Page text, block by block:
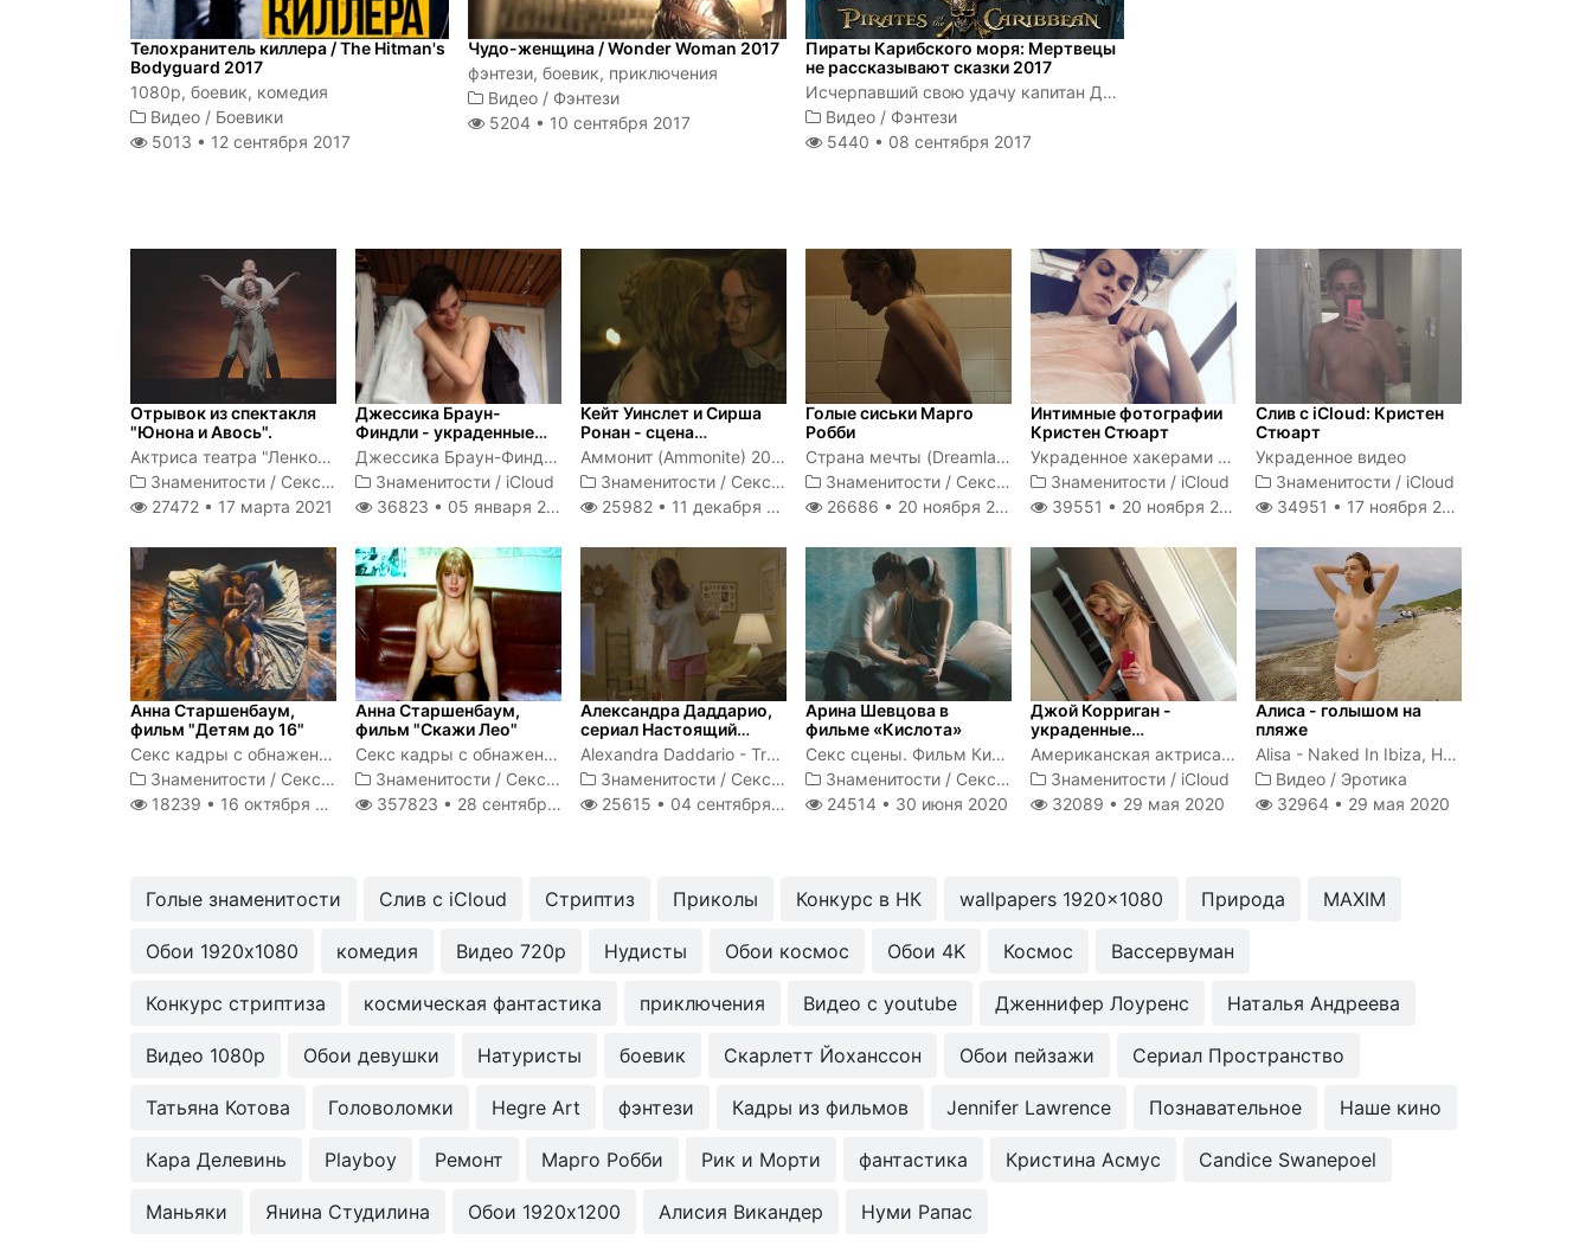
Телохранитель киллера / The Hitman's
Bodyguard 2017
1080p, боевик, комедия
Видео / Боевики
5013 • 12 сентября 2017
Чудо-женщина / Wonder Woman 2017
фэнтези, боевик, приключения
Видео / Фэнтези
5204 • 10 сентября 2017
Пираты Карибского моря: Мертвецы
не рассказывают сказки 2017
Исчерпавший свою удачу капитан Джек Воробей обнаруживает, что за ним охотится его старый неприятель, ужасный капитан Салазар
Видео / Фэнтези
5440 • 08 сентября 2017
Отрывок из спектакля
"Юнона и Авось".
Актриса театра "Ленком" Анна Зайкова голышом ходит по сцене
Знаменитости / Секс сцены
27472 • 17 марта 2021
Джессика Браун-
Финдли - украденные
фото и видео
Джессика Браун-Финдли (Jessica Brown-Findlay) - британская актриса, получившая известность после исполнения роли леди Сибил...
Знаменитости / iCloud
36823 • 05 января 2021
Кейт Уинслет и Сирша
Ронан - сцена
лесбийского секса
Аммонит (Ammonite) 2020
Знаменитости / Секс сцены
25982 • 11 декабря 2020
Голые сиськи Марго
Робби
Страна мечты (Dreamland) 2020
Знаменитости / Секс сцены
26686 • 20 ноября 2020
Интимные фотографии
Кристен Стюарт
Украденное хакерами фотографии Кристен Стюарт
Знаменитости / iCloud
39551 • 20 ноября 2020
Слив с iCloud: Кристен
Стюарт
Украденное видео
Знаменитости / iCloud
34951 • 17 ноября 2020
Анна Старшенбаум,
фильм "Детям до 16"
Секс кадры с обнаженной Анной Старшенбаум
Знаменитости / Секс сцены
18239 • 16 октября 2020
Анна Старшенбаум,
фильм "Скажи Лео"
Секс кадры с обнаженной Анной Старшенбаум
Знаменитости / Секс сцены
357823 • 28 сентября 2020
Александра Даддарио,
сериал Настоящий
детектив
Alexandra Daddario - True Detective s01e02 (2014)
Знаменитости / Секс сцены
25615 • 04 сентября 2020
Арина Шевцова в
фильме «Кислота»
Секс сцены. Фильм Кислота 2018
Знаменитости / Секс сцены
24514 • 30 июня 2020
Джой Корриган -
украденные
фотографии
Американская актриса и модель
Знаменитости / iCloud
32089 • 29 мая 2020
Алиса - голышом на
пляже
Alisa - Naked In Ibiza, Hegre-Art
Видео / Эротика
32964 • 29 мая 2020
Голые знаменитости Слив с iCloud Стриптиз Приколы Конкурс в НК wallpapers 1920x1080 Природа MAXIM
Обои 1920x1080 комедия Видео 720p Нудисты Обои космос Обои 4K Космос Вассервуман
Конкурс стриптиза космическая фантастика приключения Видео с youtube Дженнифер Лоуренс Наталья Андреева
Видео 1080p Обои девушки Натуристы боевик Скарлетт Йоханссон Обои пейзажи Сериал Пространство
Татьяна Котова Головоломки Hegre Art фэнтези Кадры из фильмов Jennifer Lawrence Познавательное Наше кино
Кара Делевинь Playboy Ремонт Марго Робби Рик и Морти фантастика Кристина Асмус Candice Swanepoel
Маньяки Янина Студилина Обои 1920x1200 Алисия Викандер Нуми Рапас